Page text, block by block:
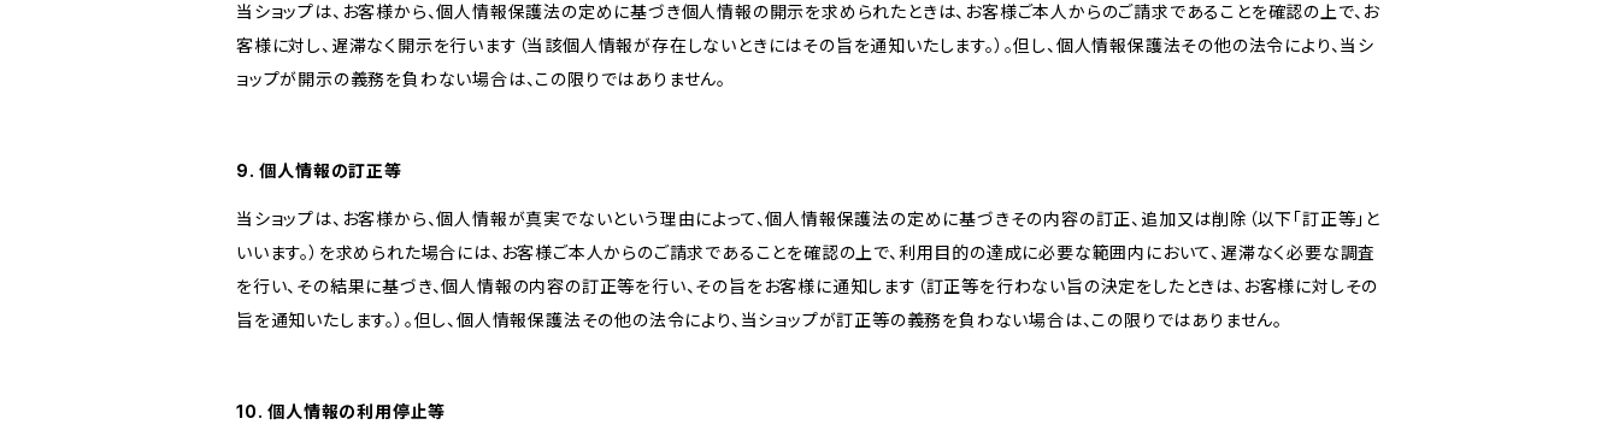
当ショップは、お客様から、個人情報保護法の定めに基づき個人情報の開示を求められたときは、お客様ご本人からのご請求であることを確認の上で、お
客様に対し、遅滞なく開示を行います（当該個人情報が存在しないときにはその旨を通知いたします。）。但し、個人情報保護法その他の法令により、当シ
ョップが開示の義務を負わない場合は、この限りではありません。
9. 個人情報の訂正等
当ショップは、お客様から、個人情報が真実でないという理由によって、個人情報保護法の定めに基づきその内容の訂正、追加又は削除（以下「訂正等」と
いいます。）を求められた場合には、お客様ご本人からのご請求であることを確認の上で、利用目的の達成に必要な範囲内において、遅滞なく必要な調査
を行い、その結果に基づき、個人情報の内容の訂正等を行い、その旨をお客様に通知します（訂正等を行わない旨の決定をしたときは、お客様に対しその
旨を通知いたします。）。但し、個人情報保護法その他の法令により、当ショップが訂正等の義務を負わない場合は、この限りではありません。
10. 個人情報の利用停止等